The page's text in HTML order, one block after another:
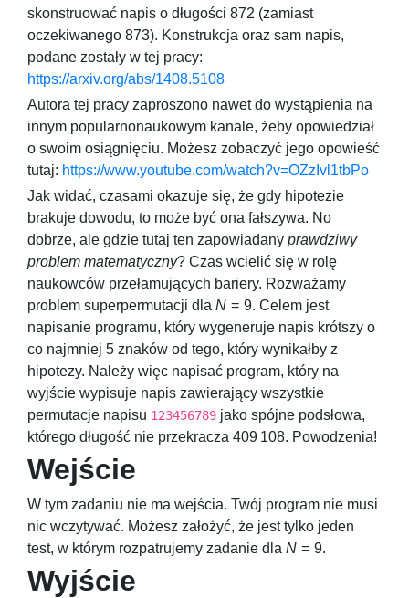
skonstruować napis o długości 872 (zamiast
oczekiwanego 873). Konstrukcja oraz sam napis,
podane zostały w tej pracy:
https://arxiv.org/abs/1408.5108
Autora tej pracy zaproszono nawet do wystąpienia na
innym popularnonaukowym kanale, żeby opowiedział
o swoim osiągnięciu. Możesz zobaczyć jego opowieść
tutaj: https://www.youtube.com/watch?v=OZzIvl1tbPo
Jak widać, czasami okazuje się, że gdy hipotezie
brakuje dowodu, to może być ona fałszywa. No
dobrze, ale gdzie tutaj ten zapowiadany prawdziwy
problem matematyczny? Czas wcielić się w rolę
naukowców przełamujących bariery. Rozważamy
problem superpermutacji dla N = 9. Celem jest
napisanie programu, który wygeneruje napis krótszy o
co najmniej 5 znaków od tego, który wynikałby z
hipotezy. Należy więc napisać program, który na
wyjście wypisuje napis zawierający wszystkie
permutacje napisu 123456789 jako spójne podsłowa,
którego długość nie przekracza 409 108. Powodzenia!
Wejście
W tym zadaniu nie ma wejścia. Twój program nie musi
nic wczytywać. Możesz założyć, że jest tylko jeden
test, w którym rozpatrujemy zadanie dla N = 9.
Wyjście